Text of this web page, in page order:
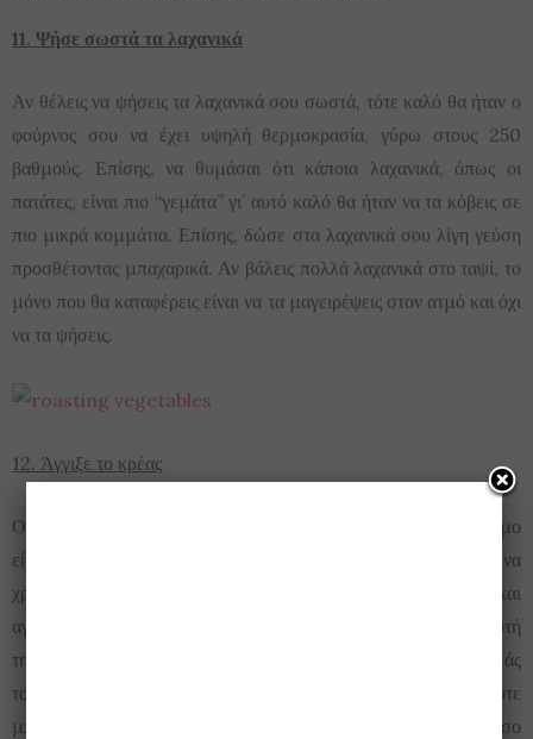
11. Ψήσε σωστά τα λαχανικά
Αν θέλεις να ψήσεις τα λαχανικά σου σωστά, τότε καλό θα ήταν ο
φούρνος σου να έχει υψηλή θερμοκρασία, γύρω στους 250
βαθμούς. Επίσης, να θυμάσαι ότι κάποια λαχανικά, όπως οι
πατάτες, είναι πιο “γεμάτα” γι’ αυτό καλό θα ήταν να τα κόβεις σε
πιο μικρά κομμάτια. Επίσης, δώσε στα λαχανικά σου λίγη γεύση
προσθέτοντας μπαχαρικά. Αν βάλεις πολλά λαχανικά στο ταψί, το
μόνο που θα καταφέρεις είναι να τα μαγειρέψεις στον ατμό και όχι
να τα ψήσεις.
12. Άγγιξε το κρέας
Ο καλύτερος τρόπος να καταλάβεις αν το κρέας σου είναι έτοιμο
είναι με ένα θερμόμετρο. Αν, όμως, δεν έχεις ένα, μπορείς να
χρησιμοποιήσεις το χέρι σου. Αν το χέρι σου είναι ανοιχτό και
αγγίξεις το σαρκώδες κομμάτι κάτω από τον αντίχειρα σου, αυτή
την αίσθηση πρέπει να έχει και το σενιάν κρέας. Όταν ακουμπάς
τον αντίχειρα στον δείκτη και πατάς το σαρκώδες τμήμα, τότε
μπορείς να καταλάβεις πως είναι το μισοψημένο κρέας. Όσο